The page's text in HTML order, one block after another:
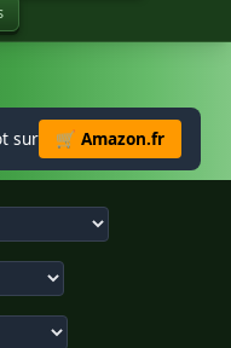
sur 🛒 Amazon.fr